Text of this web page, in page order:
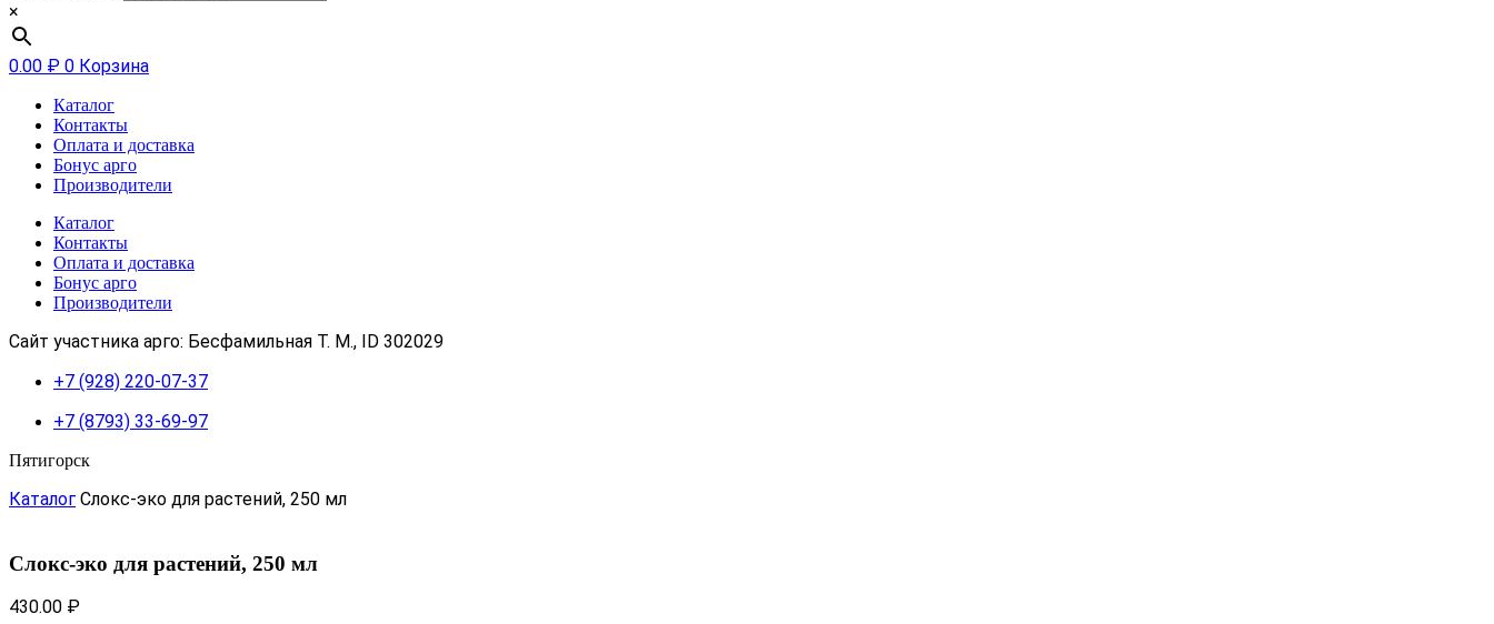
×
0.00 ₽ 0 Корзина
Каталог
Контакты
Оплата и доставка
Бонус арго
Производители
Каталог
Контакты
Оплата и доставка
Бонус арго
Производители
Сайт участника арго: Бесфамильная Т. М., ID 302029
+7 (928) 220-07-37
+7 (8793) 33-69-97
Пятигорск
Каталог Слокс-эко для растений, 250 мл
Слокс-эко для растений, 250 мл
430.00 ₽